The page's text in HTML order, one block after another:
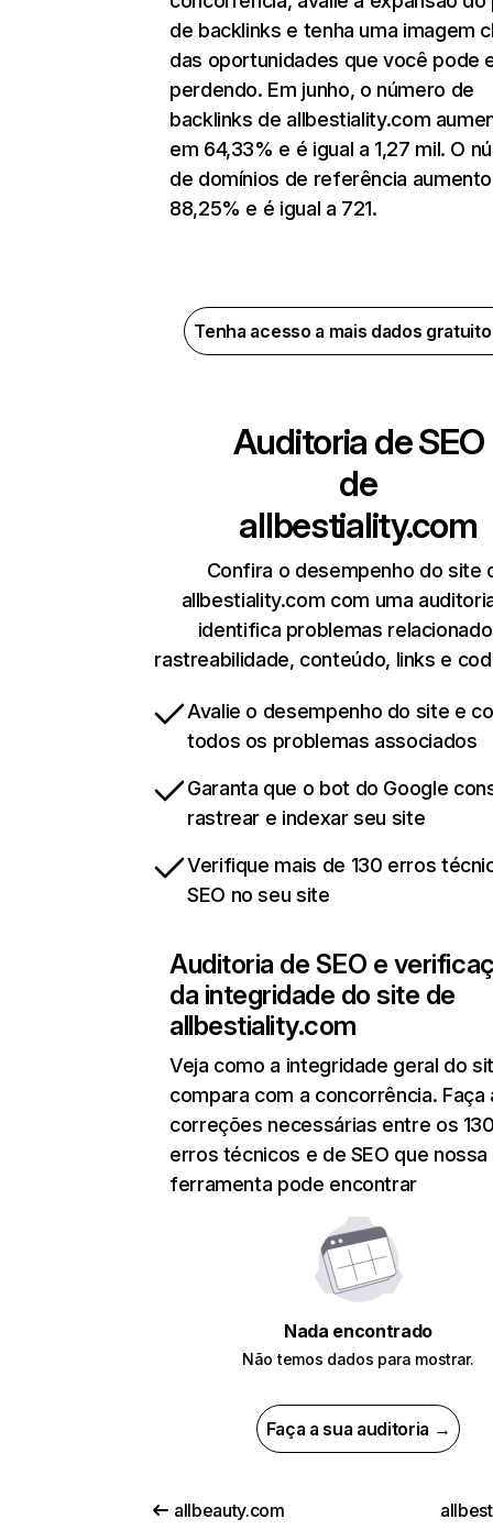
de backlinks e tenha uma imagem
das oportunidades que você pode
perdendo. Em junho, o número de
backlinks de allbestiality.com
em 64,33% e é igual a 1,27 mil. O
de domínios de referência
88,25% e é igual a 721.
Tenha acesso a mais dados
Auditoria de SEO
de
allbestiality.com
Confira o desempenho do site
allbestiality.com com uma
identifica problemas
rastreabilidade, conteúdo, links e
Avalie o desempenho do site e
todos os problemas associados
Garanta que o bot do Google
rastrear e indexar seu site
Verifique mais de 130 erros
SEO no seu site
Auditoria de SEO e
da integridade do site de
allbestiality.com
Veja como a integridade geral do
compara com a concorrência. Faça
correções necessárias entre os
erros técnicos e de SEO que nossa
ferramenta pode encontrar
Nada encontrado
Não temos dados para mostrar.
Faça a sua auditoria →
allbeauty.com